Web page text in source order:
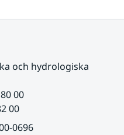
och hydrologiska
00
00
0696